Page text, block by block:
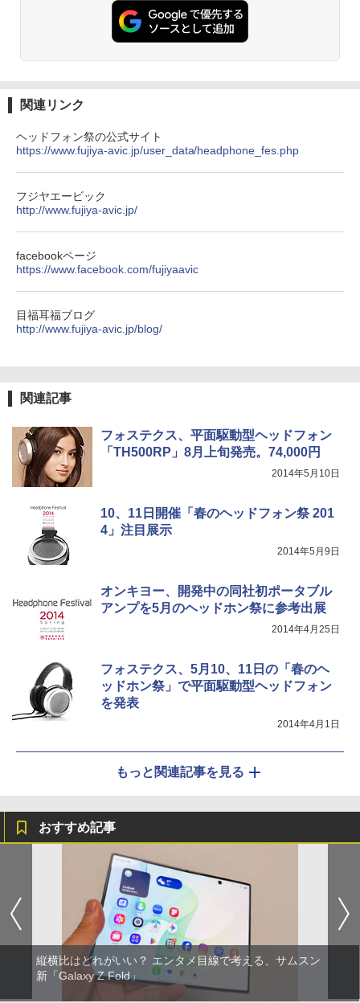
関連リンク
ヘッドフォン祭の公式サイト
https://www.fujiya-avic.jp/user_data/headphone_fes.php
フジヤエービック
http://www.fujiya-avic.jp/
facebookページ
https://www.facebook.com/fujiyaavic
目福耳福ブログ
http://www.fujiya-avic.jp/blog/
関連記事
フォステクス、平面駆動型ヘッドフォン
「TH500RP」8月上旬発売。74,000円
2014年5月10日
10、11日開催「春のヘッドフォン祭 201
4」注目展示
2014年5月9日
オンキヨー、開発中の同社初ポータブル
アンプを5月のヘッドホン祭に参考出展
2014年4月25日
フォステクス、5月10、11日の「春のヘ
ッドホン祭」で平面駆動型ヘッドフォン
を発表
2014年4月1日
もっと関連記事を見る
おすすめ記事
縦横比はどれがいい？ エンタメ目線で考える、サムスン
新「Galaxy Z Fold」